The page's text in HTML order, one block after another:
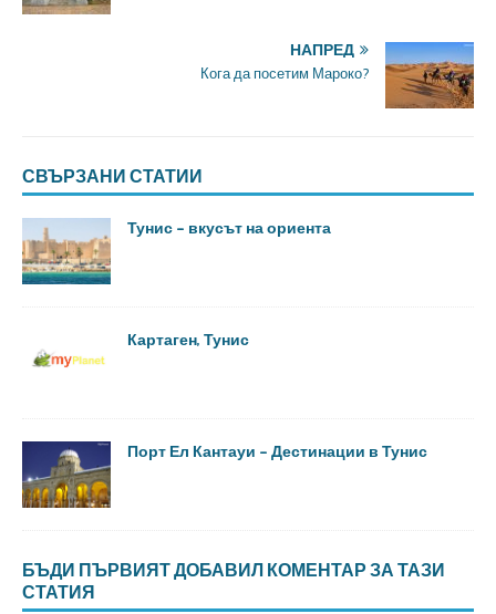
НАПРЕД
Кога да посетим Мароко?
СВЪРЗАНИ СТАТИИ
Тунис – вкусът на ориента
Картаген, Тунис
Порт Ел Кантауи – Дестинации в Тунис
БЪДИ ПЪРВИЯТ ДОБАВИЛ КОМЕНТАР ЗА ТАЗИ
СТАТИЯ